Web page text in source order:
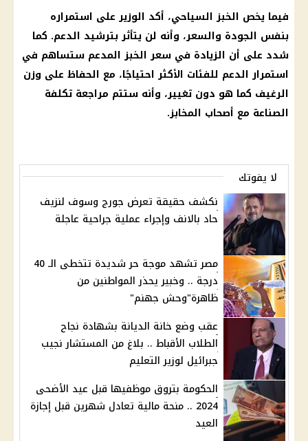
فيما يخص الخبز السياحي، أكد الوزير على استمراره
بنفس الجودة والسعر، وأنه لن يتأثر بترشيد الدعم. كما
شدد على أن الزيادة في سعر الخبز المدعم ستساهم في
استمرار الدعم للفئات الأكثر احتياجًا، مع الحفاظ على وزن
الرغيف كما هو دون تغيير، وأنه ستتم مراجعة تكلفة
الصناعة مع أصحاب المخابز.
لا يفوتك
نكشف حقيقة تعرض جورج وسوف لنزيف
حاد بالانف وإجراء عملية جراحية عاجلة
مصر تشهد موجة حر شديدة تتخطى الـ 40
درجة .. وخبير يحذر المواطنين من
ظاهرة"وحش جهنم"
عقب وضع خانة الديانة بشهادة نجاح
الطلاب الأقباط .. بلاغ من المستشار نجيب
جبرائيل لوزير التعليم
الحكومة بتروق موظفيها قبل عيد الأضحى
2024 .. منحة مالية تعادل شهرين قبل إجازة
العيد